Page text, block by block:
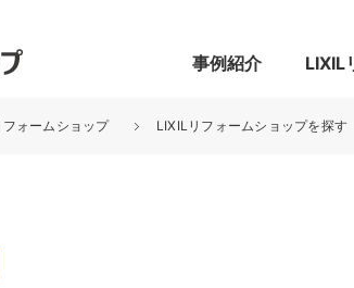
事例紹介 LIXIL
プについて
ォームショップ LIXILリフォームショップを探す